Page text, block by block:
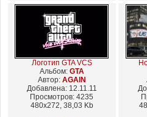
Логотип GTA VCS
Альбом: GTA
Автор: AGAIN
Добавлена: 12.11.11
Просмотров: 4235
480x272, 38,03 Kb